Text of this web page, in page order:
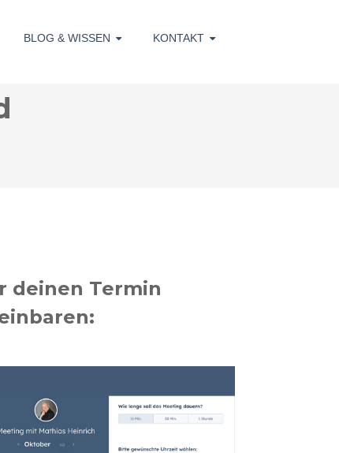
BLOG & WISSEN KONTAKT
deinen Termin